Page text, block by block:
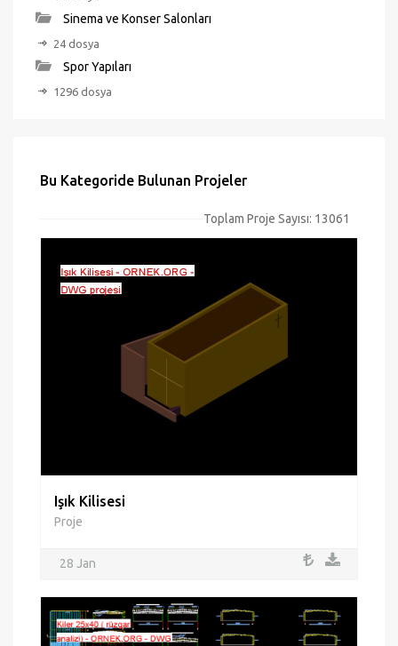
Sinema ve Konser Salonları
24 dosya
Spor Yapıları
1296 dosya
Bu Kategoride Bulunan Projeler
Toplam Proje Sayısı: 13061
Işık Kilisesi
Proje
28 Jan